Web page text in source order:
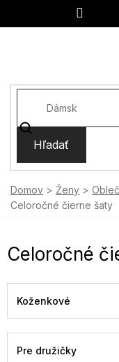
Hľadať
Domov Ženy
Celoročné čierne šaty
Celoročné
Koženkové
Pre družičky